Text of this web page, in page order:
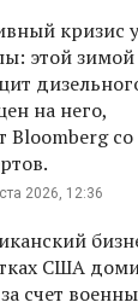
кризис
этой зимой
на него,
Bloomberg
2026, 12:36
США
счет